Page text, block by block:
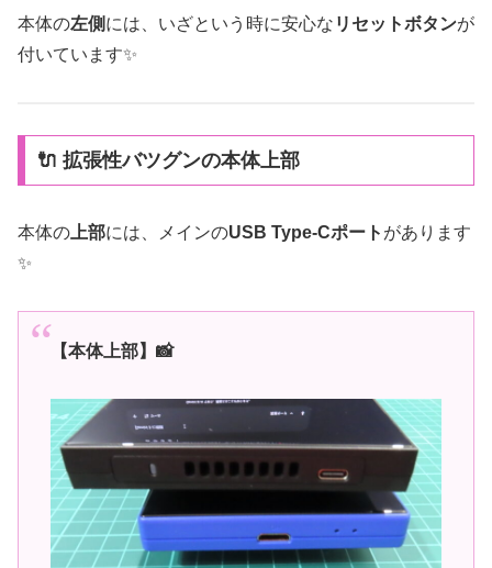
本体の左側 には、いざという時に安心な リセットボタンが
付いています✨
🔌 拡張性バツグンの本体上部
本体の 上部には、メインのUSB Type-Cポート があります
✨
【本体上部】📸